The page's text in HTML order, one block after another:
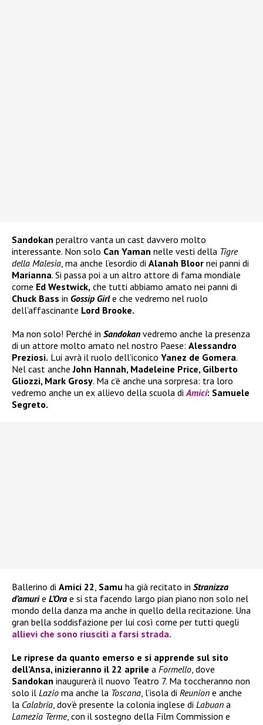
Sandokan peraltro vanta un cast davvero molto
interessante. Non solo Can Yaman nelle vesti della Tigre
della Malesia, ma anche l’esordio di Alanah Bloor nei panni di
Marianna. Si passa poi a un altro attore di fama mondiale
come Ed Westwick, che tutti abbiamo amato nei panni di
Chuck Bass in Gossip Girle che vedremo nel ruolo
dell’affascinante Lord Brooke.
Ma non solo! Perché in Sandokan vedremo anche la presenza
di un attore molto amato nel nostro Paese: Alessandro
Preziosi. Lui avrà il ruolo dell’iconico Yanez de Gomera.
Nel cast ancheJohn Hannah, Madeleine Price, Gilberto
Gliozzi, Mark Grosy. Ma c’è anche una sorpresa: tra loro
vedremo anche un ex allievo della scuola diAmici: Samuele
Segreto.
Ballerino di Amici 22, Samu ha già recitato in Stranizza
d’amurie L’Ora e si sta facendo largo pian piano non solo nel
mondo della danza ma anche in quello della recitazione. Una
gran bella soddisfazione per lui così come per tutti quegli
allievi che sono riusciti a farsi strada.
Le riprese da quanto emerso e si apprende sul sito
dell’Ansa, inizieranno il 22 aprile a Formello, dove
Sandokan inaugurerà il nuovo Teatro 7. Ma toccheranno non
solo il Lazio ma anche la Toscana, l’isola di Reunion e anche
la Calabria, dov’è presente la colonia inglese di Labuan a
Lamezia Terme, con il sostegno della Film Commission e